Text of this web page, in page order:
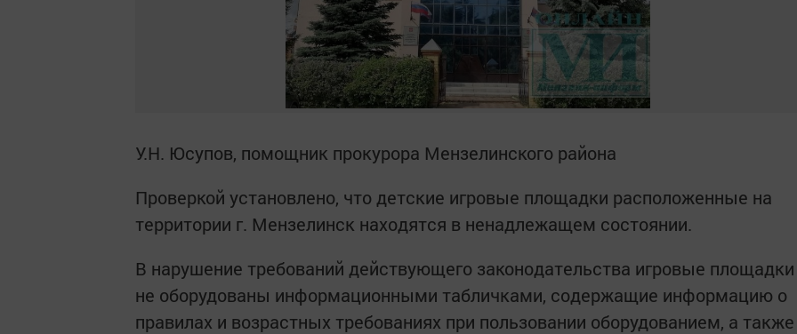
У.Н. Юсупов, помощник прокурора Мензелинского района
Проверкой установлено, что детские игровые площадки расположенные на
территории г. Мензелинск находятся в ненадлежащем состоянии.
В нарушение требований действующего законодательства игровые площадки
не оборудованы информационными табличками, содержащие информацию о
правилах и возрастных требованиях при пользовании оборудованием, а также